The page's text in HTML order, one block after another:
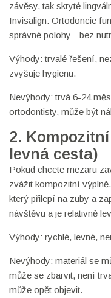
závěsy, tak skryté
Invisalign. Ortodoncie
správné polohy - bez
Výhody: trvalé řešení,
zvyšuje hygienu.
Nevýhody: trvá 6-24
ortodontisty, může být
2.
levná cesta)
Pokud chcete mezaru
zvážit kompozitní
který přilepí na zuby a
návštěvu a je relativně
Výhody: rychlé, levné,
Nevýhody: materiál se
může se zbarvit, není
může opět objevit.